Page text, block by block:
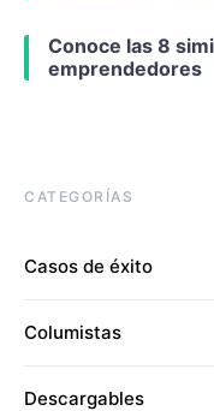
Conoce las 8
emprendedores
CATEGORÍAS
Casos de éxito
Columistas
Descargables